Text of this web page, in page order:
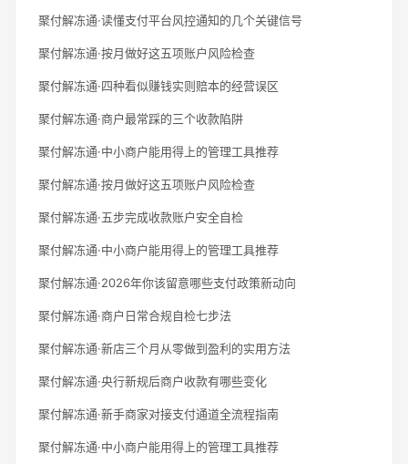
聚付解冻通·读懂支付平台风控通知的几个关键信号
聚付解冻通·按月做好这五项账户风险检查
聚付解冻通·四种看似赚钱实则赔本的经营误区
聚付解冻通·商户最常踩的三个收款陷阱
聚付解冻通·中小商户能用得上的管理工具推荐
聚付解冻通·按月做好这五项账户风险检查
聚付解冻通·五步完成收款账户安全自检
聚付解冻通·中小商户能用得上的管理工具推荐
聚付解冻通·2026年你该留意哪些支付政策新动向
聚付解冻通·商户日常合规自检七步法
聚付解冻通·新店三个月从零做到盈利的实用方法
聚付解冻通·央行新规后商户收款有哪些变化
聚付解冻通·新手商家对接支付通道全流程指南
聚付解冻通·中小商户能用得上的管理工具推荐